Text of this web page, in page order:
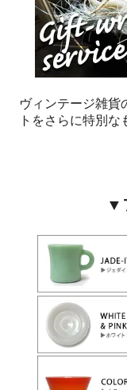
ヴィンテージ雑貨
トをさらに特別
▼